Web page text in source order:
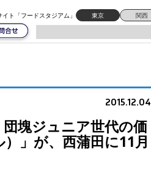
ト「フードスタジアム」 東京 関西
2015.12.04
塊ジュニア世代の価
」が、西蒲田に11月